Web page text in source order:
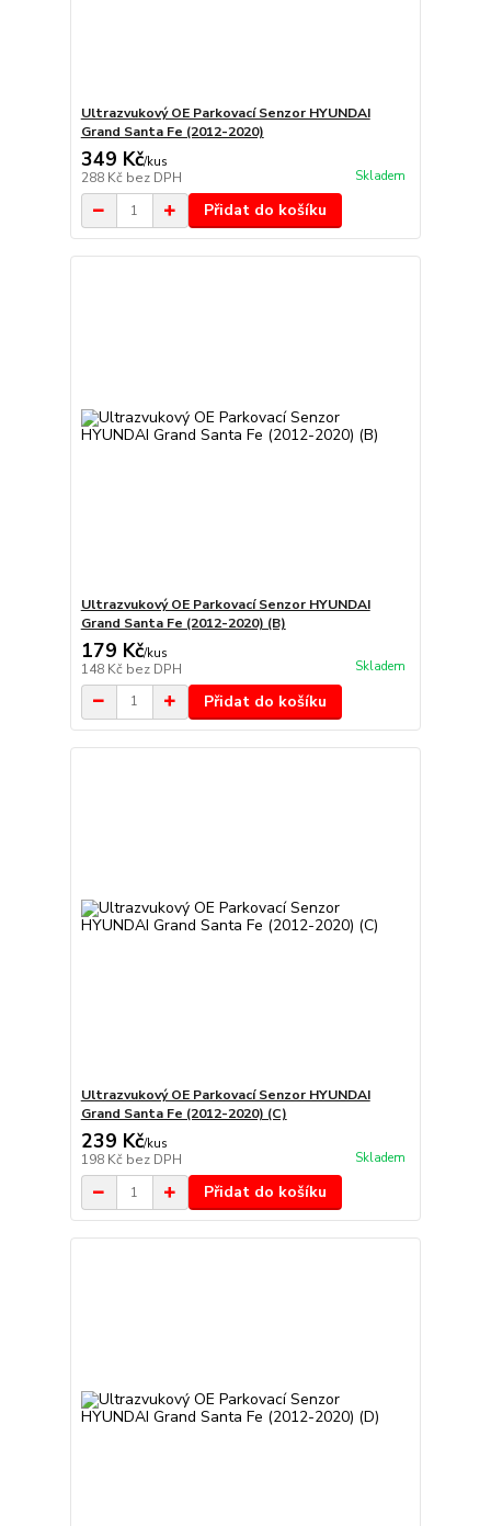
Ultrazvukový OE Parkovací Senzor HYUNDAI
Grand Santa Fe (2012-2020)
349 Kč/kus
288 Kč bez DPH Skladem
Přidat do košíku
Ultrazvukový OE Parkovací Senzor HYUNDAI
Grand Santa Fe (2012-2020) (B)
179 Kč/kus
148 Kč bez DPH Skladem
Přidat do košíku
Ultrazvukový OE Parkovací Senzor HYUNDAI
Grand Santa Fe (2012-2020) (C)
239 Kč/kus
198 Kč bez DPH Skladem
Přidat do košíku